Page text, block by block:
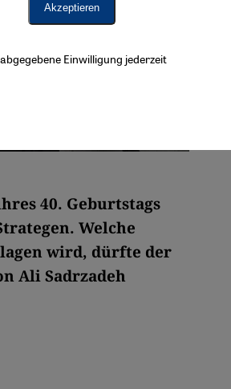
40. Geburtstags
Welche
wird, dürfte der
Ali Sadrzadeh
Akzeptieren
Einwilligung jederzeit